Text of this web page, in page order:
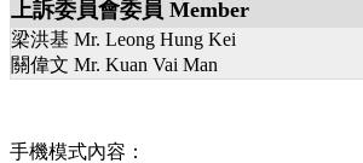
上訴委員會委員 Member
梁洪基 Mr. Leong Hung Kei
關偉文 Mr. Kuan Vai Man
手機模式內容：